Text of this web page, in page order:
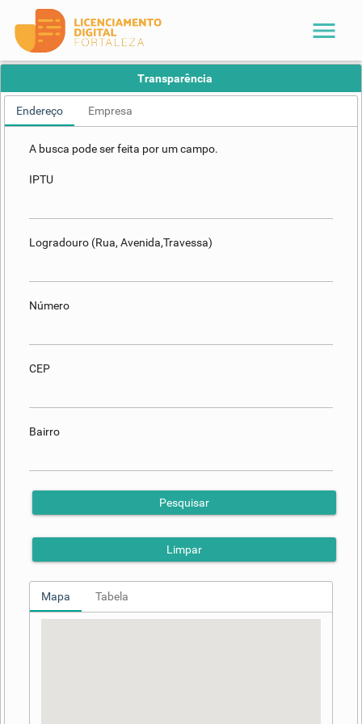
menu
Transparência
Endereço Empresa
A busca pode ser feita por um campo.
IPTU
Logradouro (Rua, Avenida,Travessa)
Número
CEP
Bairro
Pesquisar
Limpar
Mapa Tabela